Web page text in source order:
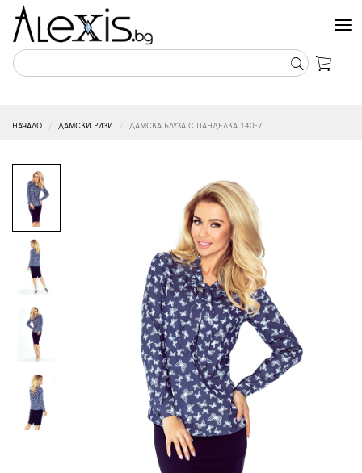
НАЧАЛО ДАМСКИ РИЗИ ДАМСКА БЛУЗА С ПАНДЕЛКА 140-7